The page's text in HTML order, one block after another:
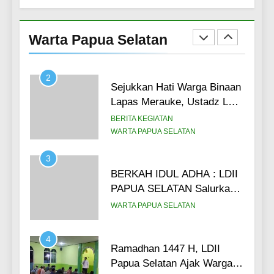
Warta Papua Selatan
Pengurus, DPW LDII Papua
Selatan Gelar Konsolidasi
Organisasi (14/6)
BERITA KEGIATAN LINTAS DAERAH
2
Sejukkan Hati Warga Binaan
Lapas Merauke, Ustadz LDII
Papua Selatan Pimpin Salat
Ied, Ajak Warga Binaan
BERITA KEGIATAN
WARTA PAPUA SELATAN
3
BERKAH IDUL ADHA : LDII
PAPUA SELATAN Salurkan
3.000 Paket Daging Kurban
WARTA PAPUA SELATAN
4
Ramadhan 1447 H, LDII
Papua Selatan Ajak Warga